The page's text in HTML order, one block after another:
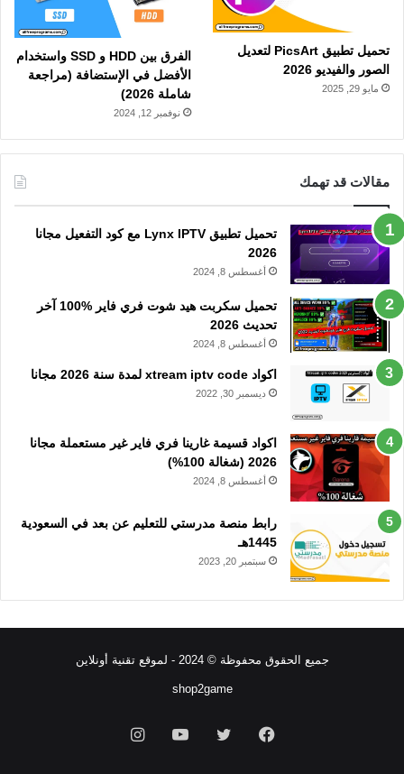
تحميل تطبيق PicsArt لتعديل
الصور والفيديو 2026
مايو 29, 2025
الفرق بين HDD و SSD واستخدام
الأفضل في الإستضافة (مراجعة
شاملة 2026)
نوفمبر 12, 2024
مقالات قد تهمك
تحميل تطبيق Lynx IPTV مع كود التفعيل مجانا
2026
أغسطس 8, 2024
تحميل سكربت هيد شوت فري فاير %100 آخر
تحديث 2026
أغسطس 8, 2024
اكواد xtream iptv code لمدة سنة 2026 مجانا
ديسمبر 30, 2022
اكواد قسيمة غارينا فري فاير غير مستعملة مجانا
2026 (شغالة 100%)
أغسطس 8, 2024
رابط منصة مدرستي للتعليم عن بعد في السعودية
1445هـ
سبتمبر 20, 2023
جميع الحقوق محفوظة © 2024 - لموقع تقنية أونلاين
shop2game
فيسبوك تويتر يوتيوبانستقرام